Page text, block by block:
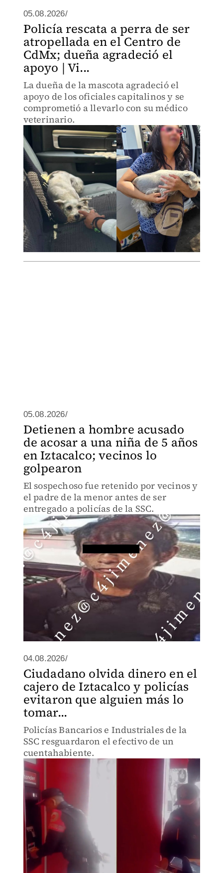
05.08.2026/
Policía rescata a perra de ser
atropellada en el Centro de
CdMx; dueña agradeció el
apoyo | Vi...
La dueña de la mascota agradeció el
apoyo de los oficiales capitalinos y se
comprometió a llevarlo con su médico
veterinario.
05.08.2026/
Detienen a hombre acusado
de acosar a una niña de 5 años
en Iztacalco; vecinos lo
golpearon
El sospechoso fue retenido por vecinos y
el padre de la menor antes de ser
entregado a policías de la SSC.
04.08.2026/
Ciudadano olvida dinero en el
cajero de Iztacalco y policías
evitaron que alguien más lo
tomar...
Policías Bancarios e Industriales de la
SSC resguardaron el efectivo de un
cuentahabiente.